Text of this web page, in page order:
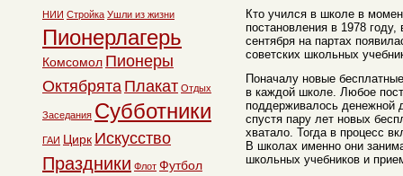
Кто учился в школе в
постановления в 1978
сентября на партах
советских школьных
Поначалу новые
в каждой школе. Любое
поддерживалось денежной
спустя пару лет новых
хватало. Тогда в процесс
В школах именно они
школьных учебников и
НИИ Стройка Ушли из жизни
Пионерлагерь
Комсомол Пионеры
Октябрята Плакат Отдых
Заседания Субботники
ГАИ Цирк Искусство
Праздники Флот Футбол